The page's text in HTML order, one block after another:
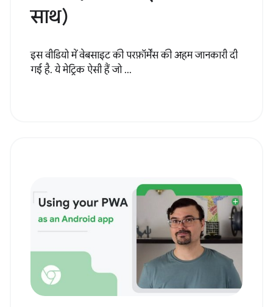
साथ)
इस वीडियो में वेबसाइट की परफ़ॉर्मेंस की अहम जानकारी दी
गई है. ये मेट्रिक ऐसी हैं जो ...